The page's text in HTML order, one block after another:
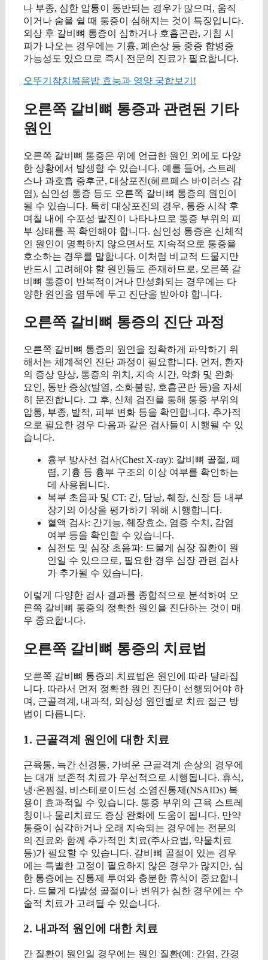
나 부종, 심한 압통이 동반되는 경우가 많으며, 움직
이거나 숨을 쉴 때 통증이 심해지는 것이 특징입니다.
외상 후 갈비뼈 통증이 심하거나 호흡곤란, 기침 시
피가 나오는 경우에는 기흉, 폐손상 등 중증 합병증
가능성도 있으므로 즉시 전문의 진료가 필요합니다.
오뚜기참치볶음밥 효능과 영양 궁합보기!
오른쪽 갈비뼈 통증과 관련된 기타
원인
오른쪽 갈비뼈 통증은 위에 언급한 원인 외에도 다양
한 상황에서 발생할 수 있습니다. 예를 들어, 스트레
스나 과호흡 증후군, 대상포진(헤르페스 바이러스 감
염), 심인성 통증 등도 오른쪽 갈비뼈 통증의 원인이
될 수 있습니다. 특히 대상포진의 경우, 통증 시작 후
며칠 내에 수포성 발진이 나타나므로 통증 부위의 피
부 상태를 꼭 확인해야 합니다. 심인성 통증은 신체적
인 원인이 명확하지 않으면서도 지속적으로 통증을
호소하는 경우를 말합니다. 이처럼 비교적 드물지만
반드시 고려해야 할 원인들도 존재하므로, 오른쪽 갈
비뼈 통증이 반복적이거나 만성화되는 경우에는 다
양한 원인을 염두에 두고 진단을 받아야 합니다.
오른쪽 갈비뼈 통증의 진단 과정
오른쪽 갈비뼈 통증의 원인을 정확하게 파악하기 위
해서는 체계적인 진단 과정이 필요합니다. 먼저, 환자
의 증상 양상, 통증의 위치, 지속 시간, 악화 및 완화
요인, 동반 증상(발열, 소화불량, 호흡곤란 등)을 자세
히 문진합니다. 그 후, 신체 검진을 통해 통증 부위의
압통, 부종, 발적, 피부 변화 등을 확인합니다. 추가적
으로 필요한 경우 다음과 같은 검사들이 시행될 수 있
습니다.
흉부 방사선 검사(Chest X-ray): 갈비뼈 골절, 폐
렴, 기흉 등 흉부 구조의 이상 여부를 확인하는
데 사용됩니다.
복부 초음파 및 CT: 간, 담낭, 췌장, 신장 등 내부
장기의 이상을 평가하기 위해 시행합니다.
혈액 검사: 간기능, 췌장효소, 염증 수치, 감염
여부 등을 확인할 수 있습니다.
심전도 및 심장 초음파: 드물게 심장 질환이 원
인일 수 있으므로, 필요한 경우 심장 관련 검사
가 추가될 수 있습니다.
이렇게 다양한 검사 결과를 종합적으로 분석하여 오
른쪽 갈비뼈 통증의 정확한 원인을 진단하는 것이 매
우 중요합니다.
오른쪽 갈비뼈 통증의 치료법
오른쪽 갈비뼈 통증의 치료법은 원인에 따라 달라집
니다. 따라서 먼저 정확한 원인 진단이 선행되어야 하
며, 근골격계, 내과적, 외상성 원인별로 치료 접근 방
법이 다릅니다.
1. 근골격계 원인에 대한 치료
근육통, 늑간 신경통, 가벼운 근골격계 손상의 경우에
는 대개 보존적 치료가 우선적으로 시행됩니다. 휴식,
냉·온찜질, 비스테로이드성 소염진통제(NSAIDs) 복
용이 효과적일 수 있습니다. 통증 부위의 근육 스트레
칭이나 물리치료도 증상 완화에 도움이 됩니다. 만약
통증이 심각하거나 오래 지속되는 경우에는 전문의
의 진료와 함께 추가적인 치료(주사요법, 약물치료
등)가 필요할 수 있습니다. 갈비뼈 골절이 있는 경우
에는 특별한 고정이 필요하지 않은 경우가 많지만, 심
한 통증에는 진통제 투여와 충분한 휴식이 중요합니
다. 드물게 다발성 골절이나 변위가 심한 경우에는 수
술적 치료가 고려될 수 있습니다.
2. 내과적 원인에 대한 치료
간 질환이 원인일 경우에는 원인 질환(예: 간염, 간경